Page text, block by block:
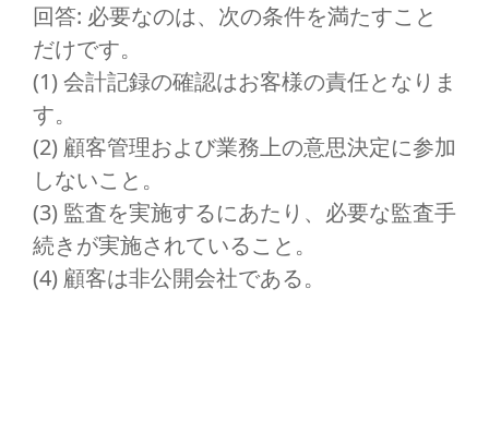
回答: 必要なのは、次の条件を満たすこと
だけです。
(1) 会計記録の確認はお客様の責任となりま
す。
(2) 顧客管理および業務上の意思決定に参加
しないこと。
(3) 監査を実施するにあたり、必要な監査手
続きが実施されていること。
(4) 顧客は非公開会社である。